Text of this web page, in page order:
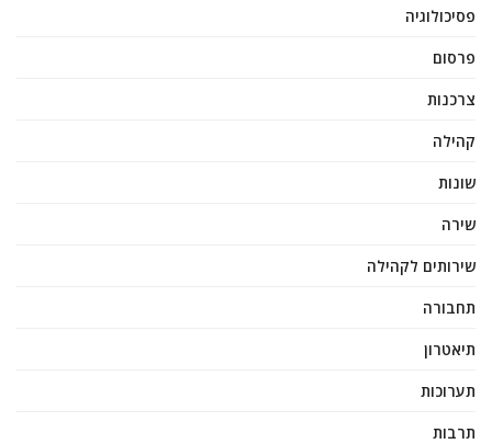
פסיכולוגיה
פרסום
צרכנות
קהילה
שונות
שירה
שירותים לקהילה
תחבורה
תיאטרון
תערוכות
תרבות